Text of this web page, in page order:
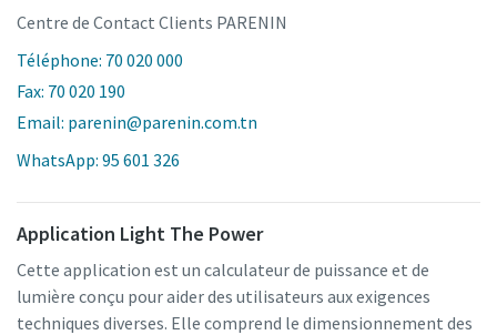
Centre de Contact Clients PARENIN
Téléphone: 70 020 000
Fax: 70 020 190
Email: parenin@parenin.com.tn
WhatsApp: 95 601 326
Application Light The Power
Cette application est un calculateur de puissance et de
lumière conçu pour aider des utilisateurs aux exigences
techniques diverses. Elle comprend le dimensionnement des